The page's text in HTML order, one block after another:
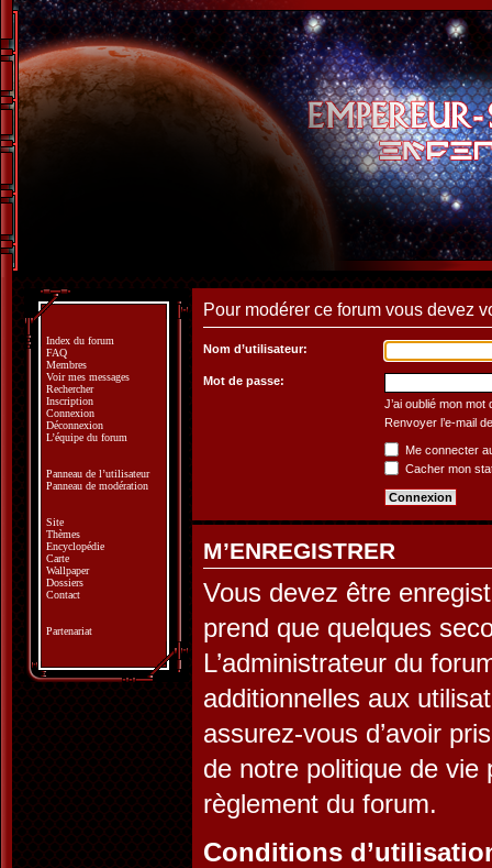
Pour modérer ce forum vous devez
Nom d’utilisateur:
Mot de passe:
J’ai oublié mon mot
Renvoyer l’e-mail
Me connecter
Cacher mon
M’ENREGISTRER
Vous devez être
prend que quelques
L’administrateur du
additionnelles aux
assurez-vous d’avoir
de notre politique de vie
règlement du forum.
Conditions
Index du forum
FAQ
Membres
Voir mes messages
Rechercher
Inscription
Connexion
Déconnexion
L’équipe du forum
Panneau de l’utilisateur
Panneau de modération
Site
Thèmes
Encyclopédie
Carte
Wallpaper
Dossiers
Contact
Partenariat